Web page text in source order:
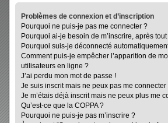
Problèmes de connexion et d’inscription
Pourquoi ne puis-je pas me connecter ?
Pourquoi ai-je besoin de m’inscrire, après
Pourquoi suis-je déconnecté
Comment puis-je empêcher l’apparition de
utilisateurs en ligne ?
J’ai perdu mon mot de passe !
Je suis inscrit mais ne peux pas me connecter
Je m’étais déjà inscrit mais ne peux plus me
Qu’est-ce que la COPPA ?
Pourquoi ne puis-je pas m’inscrire ?